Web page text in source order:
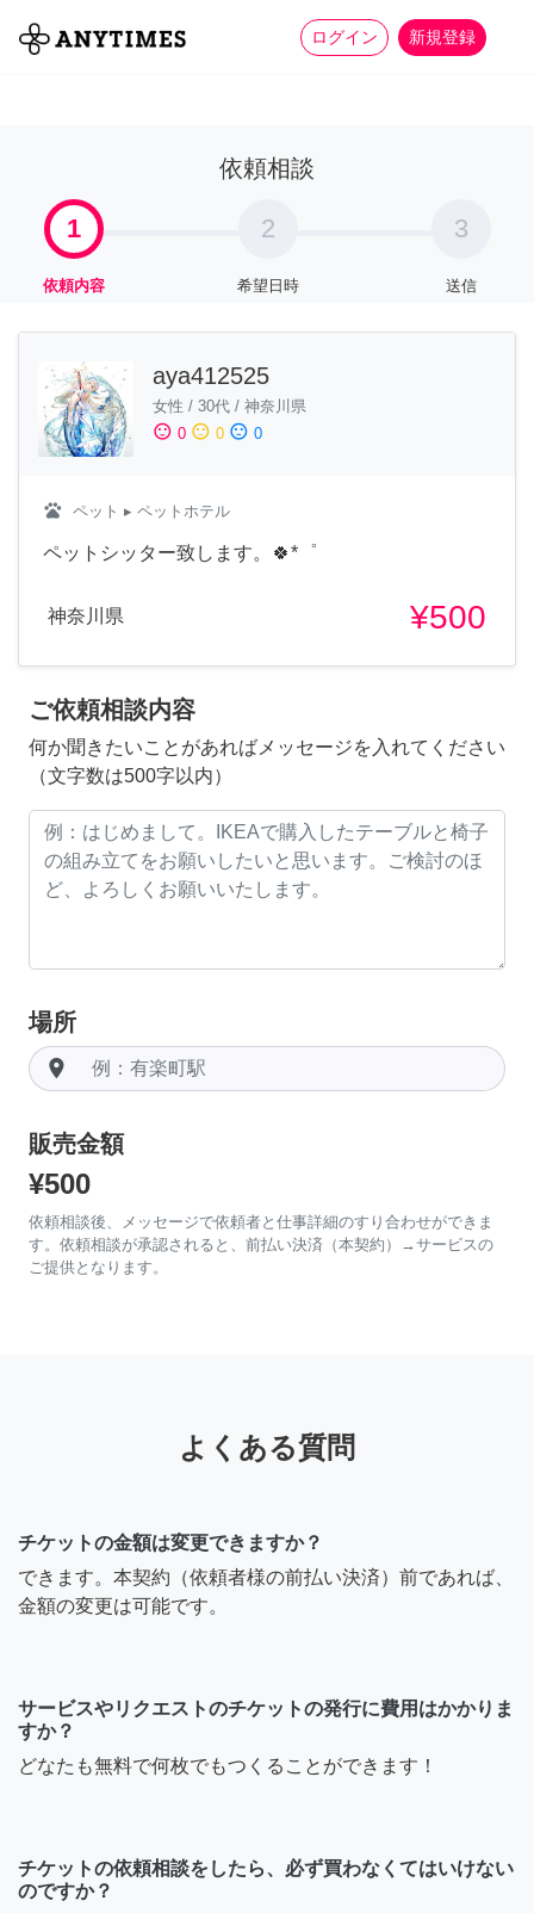
ログイン 新規登録
全て 家事 more_horiz
依頼相談
1
依頼内容
2
希望日時
3
送信
aya412525
女性 / 30代 / 神奈川県
sentiment_satisfied 0 sentiment_neutral 0 sentiment_dissatisfied 0
pets ペット ▸ ペットホテル
ペットシッター致します。🍀*゜
神奈川県 ¥500
ご依頼相談内容
何か聞きたいことがあればメッセージを入れてください
（文字数は500字以内）
場所
room
販売金額
¥500
依頼相談後、メッセージで依頼者と仕事詳細のすり合わせができま
す。依頼相談が承認されると、前払い決済（本契約）→サービスの
ご提供となります。
よくある質問
チケットの金額は変更できますか？
できます。本契約（依頼者様の前払い決済）前であれば、
金額の変更は可能です。
サービスやリクエストのチケットの発行に費用はかかりま
すか？
どなたも無料で何枚でもつくることができます！
チケットの依頼相談をしたら、必ず買わなくてはいけない
のですか？